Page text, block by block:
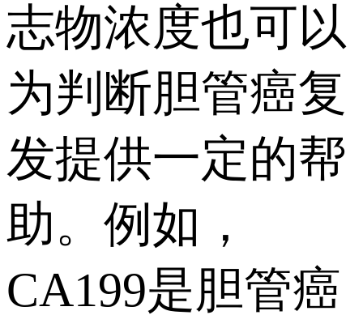
志物浓度也可以
为判断胆管癌复
发提供一定的帮
助。例如，
CA199是胆管癌